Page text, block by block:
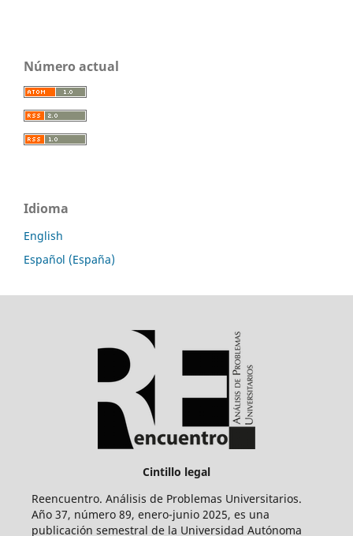
Número actual
Idioma
English
Español (España)
Cintillo legal
Reencuentro. Análisis de Problemas Universitarios.
Año 37, número 89, enero-junio 2025, es una
publicación semestral de la Universidad Autónoma